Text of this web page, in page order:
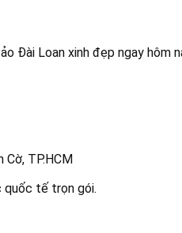
Đài Loan xinh đẹp ngay hôm
Cờ, TP.HCM
quốc tế trọn gói.